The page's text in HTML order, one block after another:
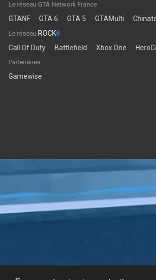
Le réseau GTA Network France
GTANF GTA 6 GTA 5 GTAMulti
Le réseau ROCK8
Call Of Duty
Battlefield Xbox One
Partenaires
Gamewise